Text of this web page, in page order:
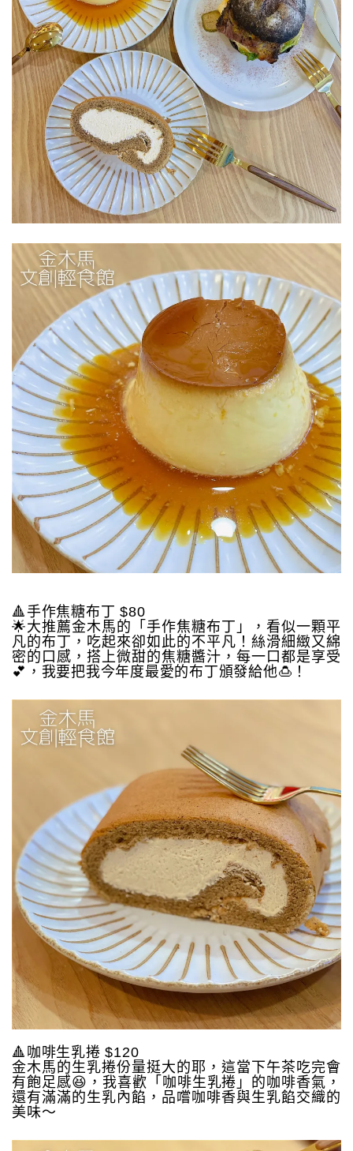
🔺手作焦糖布丁 $80
🌟大推薦金木馬的「手作焦糖布丁」，看似一顆平
凡的布丁，吃起來卻如此的不平凡！絲滑細緻又綿
密的口感，搭上微甜的焦糖醬汁，每一口都是享受
💕，我要把我今年度最愛的布丁頒發給他🍮！
🔺咖啡生乳捲 $120
金木馬的生乳捲份量挺大的耶，這當下午茶吃完會
有飽足感😆，我喜歡「咖啡生乳捲」的咖啡香氣，
還有滿滿的生乳內餡，品嚐咖啡香與生乳餡交織的
美味～